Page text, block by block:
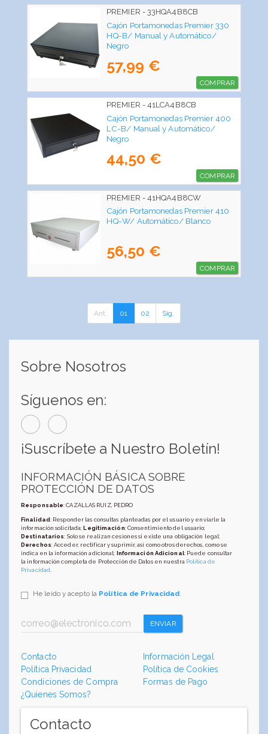
PREMIER - 33HQA4B8CB
Cajón Portamonedas Premier 330
HQ-B/ Manual y Automático/
Negro
57,99 €
COMPRAR
PREMIER - 41LCA4B8CB
Cajón Portamonedas Premier 400
LC-B/ Manual y Automático/
Negro
44,50 €
COMPRAR
PREMIER - 41HQA4B8CW
Cajón Portamonedas Premier 410
HQ-W/ Automático/ Blanco
56,50 €
COMPRAR
Ant. 01 02 Sig.
Sobre Nosotros
Síguenos en:
¡Suscríbete a Nuestro Boletín!
INFORMACIÓN BÁSICA SOBRE
PROTECCIÓN DE DATOS
Responsable: CAZALLAS RUIZ, PEDRO
Finalidad: Responder las consultas planteadas por el usuario y enviarle la
información solicitada;Legitimación: Consentimiento del usuario;
Destinatarios: Solo se realizan cesiones si existe una obligación legal;
Derechos: Acceder, rectificar y suprimir, así como otros derechos, como se
indica en la información adicional; Información Adicional: Puede consultar
la información completa de Protección de Datos en nuestra Política de
Privacidad
He leído y acepto la Política de Privacidad.
ENVIAR
Contacto
Información Legal
Política Privacidad
Política de Cookies
Condiciones de Compra
Formas de Pago
¿Quienes Somos?
Contacto